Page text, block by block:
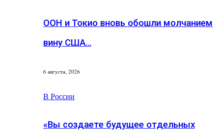
ООН и Токио вновь обошли молчанием
вину США…
6 августа, 2026
В России
«Вы создаете будущее отдельных